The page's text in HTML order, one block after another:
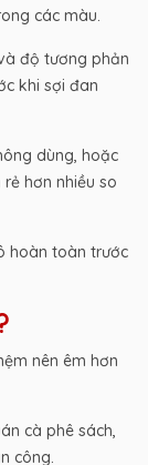
các màu.
độ tương phản
khi sợi đan
dùng, hoặc
hơn nhiều so
hoàn toàn trước
nên êm hơn
cà phê sách,
công.